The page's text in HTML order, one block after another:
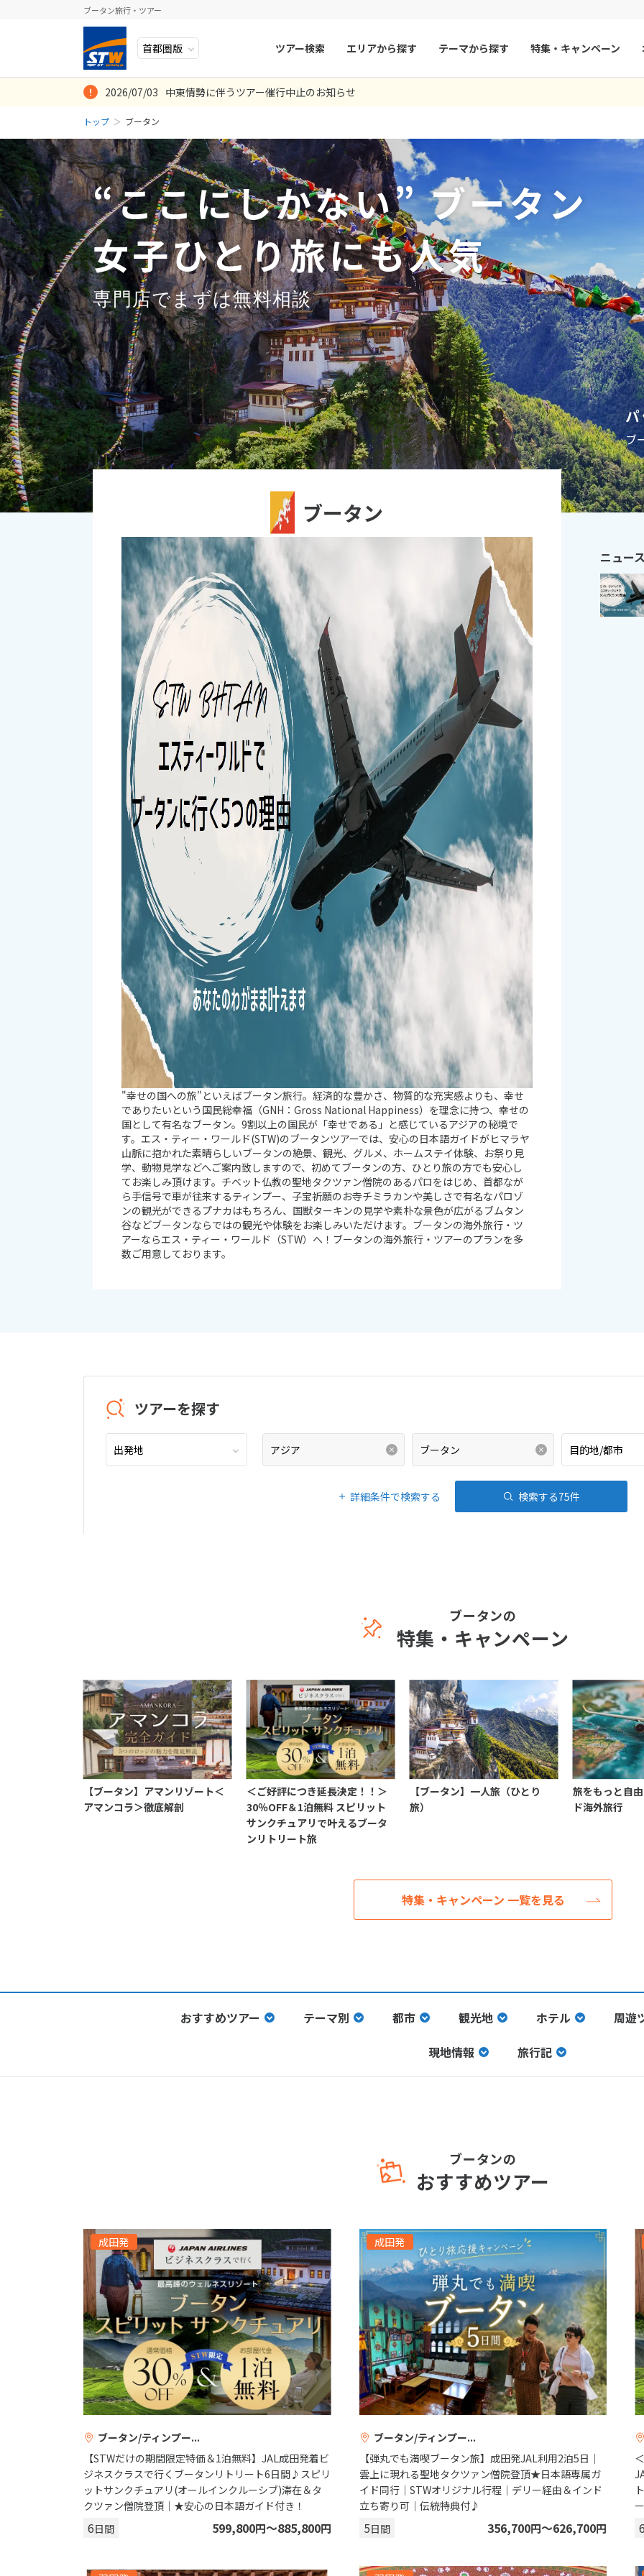
ブータン旅行・ツアー
ツアー検索 エリアから探す
ヨーロッパ
中近東・トルコ
アフリカ
アジア
ロシア・中央アジア
アメリカ・カナダ
中南米・カリブ海
モルディブ・他インド洋
太平洋地域
オセアニア
ハワイ
イタリア
ベルギー
ルクセンブルク
スイス
チェコ
ポーランド
スロヴァキア
アイスランド
スウェーデン
デンマーク
ノルウェー
ラトビア
リトアニア
ギリシャ
スロヴェニア
モンテネグロ
ブルガリア
北マケドニア
ボスニア・ヘルツェゴビナ セルビア
テーマから探す
人気のテーマ
お得な旅
誰と行く？
目的
秋旅
特集・キャンペーン
2026/07/03 中東情勢に伴うツアー催行中止のお知らせ
トップ ブータン
“ここにしかない” ブータン
女子ひとり旅にも人気
専門店でまずは無料相談
ブ
ブータン
"幸せの国への旅"といえばブータン旅行。経済的な豊かさ、物質的な充実感よりも、幸せ
でありたいという国民総幸福（GNH：Gross National Happiness）を理念に持つ、幸せの
国として有名なブータン。9割以上の国民が「幸せである」と感じているアジアの秘境で
す。エス・ティー・ワールド(STW)のブータンツアーでは、安心の日本語ガイドがヒマラヤ
山脈に抱かれた素晴らしいブータンの絶景、観光、グルメ、ホームステイ体験、お祭り見
学、動物見学などへご案内致しますので、初めてブータンの方、ひとり旅の方でも安心し
てお楽しみ頂けます。チベット仏教の聖地タクツァン僧院のあるパロをはじめ、首都なが
ら手信号で車が往来するティンプー、子宝祈願のお寺チミラカンや美しさで有名なパロゾ
ンの観光ができるプナカはもちろん、国獣ターキンの見学や素朴な景色が広がるブムタン
谷などブータンならではの観光や体験をお楽しみいただけます。ブータンの海外旅行・ツ
アーならエス・ティー・ワールド（STW）へ！ブータンの海外旅行・ツアーのプランを多
数ご用意しております。
ニュー
ツアーを探す
日 月 水 木 金
2
3 4 5 6
8
9
10 11 12 13 14
15
16
17 18 19 20 21
22
23
24 25 26 27 28
29
30
31
6
8
14
27
28 29 30
2026年10 月 10月未定
日 月 火 水 木 金
土
1
2
3
4
5 6 7 8 9
10
11
12 13 14 15 16
25
26 27 28
2026年11月
日 月 火 水
木
1
2 3 4
5
8
9 10 11
12
15
16 17 18
19
24 25
26
詳細条件で検索する 検索する75件
ブータンの
特集・キャンペーン
【ブータン】アマンリゾート＜
アマンコラ＞徹底解剖
＜ご好評につき延長決定！！＞
30％OFF＆1泊無料 スピリット
サンクチュアリで叶えるブータ
ンリトリート旅
【ブータン】一人旅（ひとり
旅）
旅をもっと自
ド海外旅行
特集・キャンペーン 一覧を見る
おすすめツアー テーマ別 都市 観光地 ホテル
周遊
現地情報
旅行記
ブータンの
おすすめツアー
成田発
ブータン/ティンプー
【STWだけの期間限定特価＆1泊無料】JAL成田発着ビ
ジネスクラスで行くブータンリトリート6日間♪スピリ
ットサンクチュアリ(オールインクルーシブ)滞在＆タ
クツァン僧院登頂｜★安心の日本語ガイド付き！
6日間 599,800円〜885,800円
成田発
ブータン/ティンプー
【弾丸でも満喫ブータン旅】成田発JAL利用2泊5日｜
雲上に現れる聖地タクツァン僧院登頂★日本語専属ガ
イド同行｜STWオリジナル行程｜デリー経由＆インド
立ち寄り可｜伝統特典付♪
5日間 356,700円〜626,700円
投稿日：2025-11-03 05:35:20.129
投稿日：2025-02-21 03:21:32.117
しいと思いました。
投稿日：2019-11-17 08:57:47
投稿日：2019-06-25 16:11:35